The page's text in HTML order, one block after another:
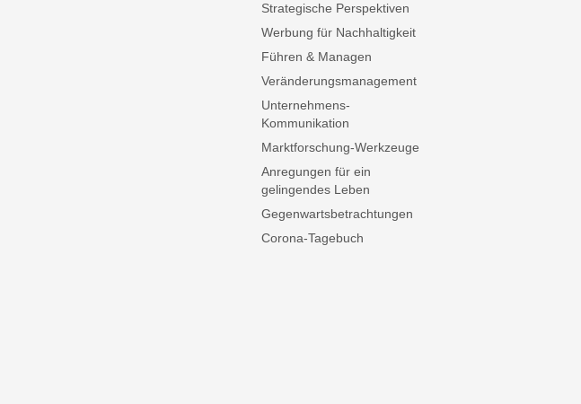
Strategische Perspektiven
Werbung für Nachhaltigkeit
Führen & Managen
Veränderungsmanagement
Unternehmens-
Kommunikation
Marktforschung-Werkzeuge
Anregungen für ein
gelingendes Leben
Gegenwartsbetrachtungen
Corona-Tagebuch